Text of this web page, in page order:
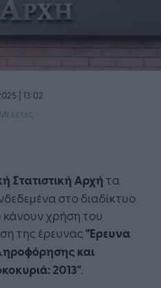
| 13:02
Στατιστική Αρχή τα
στο διαδίκτυο
χρήση του
της έρευνας "Έρευνα
και
2013".